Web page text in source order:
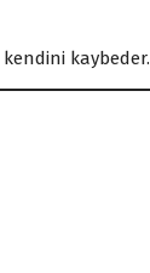
kaybeder.